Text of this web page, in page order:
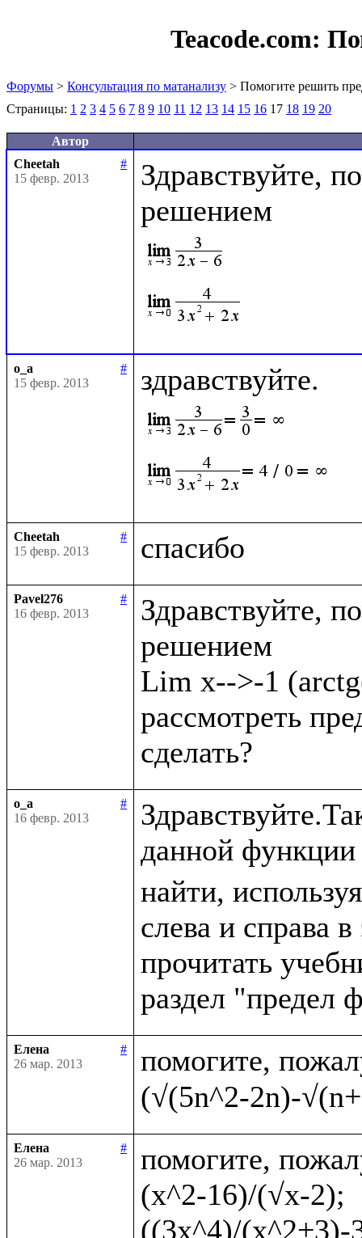
Teacode.com:
Форумы > Консультация по матанализу > Помогите решить
Страницы: 1 2 3 4 5 6 7 8 9 10 11 12 13 14 15 16 17 18 19 20
Автор
Cheetah
#
15 февр. 2013
Здравствуйте,
o_a
#
15 февр. 2013
Cheetah
#
15 февр. 2013
Pavel276
#
16 февр. 2013
Здравствуйте,
решением
Lim x-->-1
рассмотреть
o_a
#
16 февр. 2013
данной
найти,
слева и справа
прочитать
Елена
#
26 мар. 2013
помогите,
Елена
#
26 мар. 2013
помогите,
(x^2-16)/(√x-2);